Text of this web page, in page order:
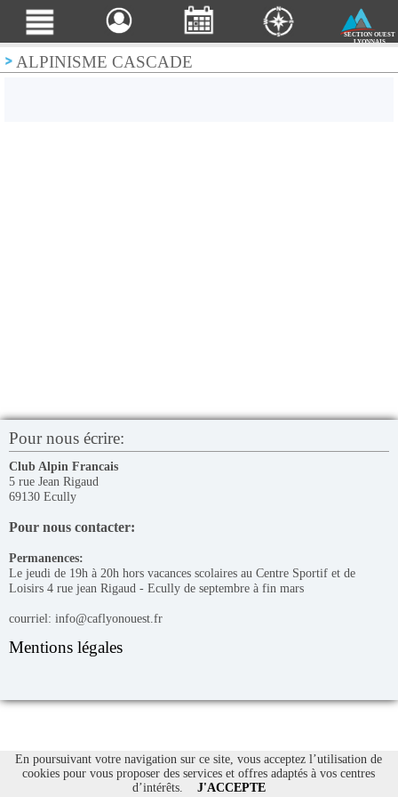
SECTION OUEST
LYONNAIS
ALPINISME CASCADE
Pour nous écrire:
Club Alpin Francais
5 rue Jean Rigaud
69130 Ecully
Pour nous contacter:
Permanences:
Le jeudi de 19h à 20h hors vacances scolaires au Centre Sportif et de
Loisirs 4 rue jean Rigaud - Ecully de septembre à fin mars
courriel: info@caflyonouest.fr
Mentions légales
En poursuivant votre navigation sur ce site, vous acceptez l’utilisation de
cookies pour vous proposer des services et offres adaptés à vos centres
d’intérêts.
J'ACCEPTE